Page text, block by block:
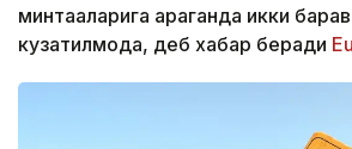
минтақаларига қараганда икки
кузатилмоқда, деб хабар беради